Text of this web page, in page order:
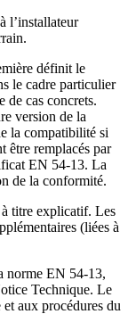
l’installateur
définit le
le cadre particulier
de cas concrets.
version de la
la compatibilité si
être remplacés par
EN 54-13. La
de la conformité.
à titre explicatif. Les
(liées à
norme EN 54-13,
Technique. Le
aux procédures du